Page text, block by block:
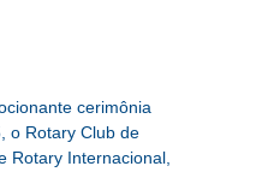
cerimônia
o Rotary Club de
Rotary Internacional,